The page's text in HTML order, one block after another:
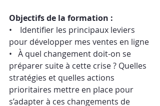
Objectifs de la formation :
•    Identifier les principaux leviers
pour développer mes ventes en ligne
•   À quel changement doit-on se
préparer suite à cette crise ? Quelles
stratégies et quelles actions
prioritaires mettre en place pour
s’adapter à ces changements de